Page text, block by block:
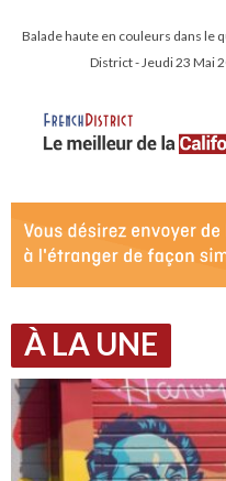
Balade haute en couleurs dans le
District - Jeudi 23 Mai
À LA UNE